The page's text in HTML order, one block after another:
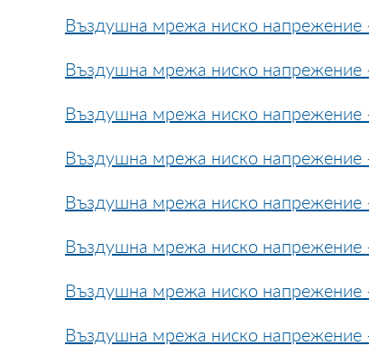
Въздушна мрежа ниско напрежение
Въздушна мрежа ниско напрежение
Въздушна мрежа ниско напрежение
Въздушна мрежа ниско напрежение
Въздушна мрежа ниско напрежение
Въздушна мрежа ниско напрежение
Въздушна мрежа ниско напрежение
Въздушна мрежа ниско